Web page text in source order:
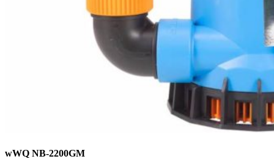
wWQ NB-2200GM